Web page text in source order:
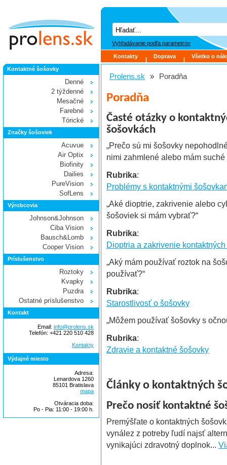
Vyhľadávanie podľa parametrov
Kontakty | Doprava | Všetko o
Prolens.sk » Poradňa
Poradňa
Časté otázky o
šošovkách
„Prečo sú mi šošovky
nimi zahmlené alebo mám suché
Rubrika:
Problémy s kontaktnými
„Aké dioptrie, zakrivenie alebo
šošoviek si mám vybrať?“
Rubrika:
Dioptria a zakrivenie
„Aký mám používať roztok na
používať?“
Rubrika:
Starostlivosť o šošovky
„Môžem používať šošovky s
Rubrika:
Zdravie a kontaktné šošovky
Články o kontaktných
Prečo nosiť kontaktné
Premýšľate o kontaktných
vynález z potreby ľudí najsť
vynikajúci zdravotný doplnok...
Kontaktné šošovky
Denné
2 týždenné
Mesačné
Farebné
Tórické
Značky šošoviek
Acuvue
Air Optix
Biofinity
Dailies
PureVision
SofLens
Výrobcovia
Johnson&Johnson
Ciba Vision
Bausch&Lomb
Cooper Vision
Príslušenstvo
Roztoky
Kvapky
Puzdra
Ostatné príslušenstvo
Kontakt
Email: info@prolens.sk
Telefón: +421 220 510 428
Kontakty
Výdajné miesto
Adresa:
Lenardova 1260
85101 Bratislava
mapa
Otváracia doba:
Po - Pia: 11:00 - 19:00 h.